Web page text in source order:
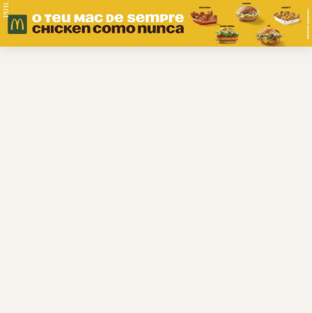
PUB.